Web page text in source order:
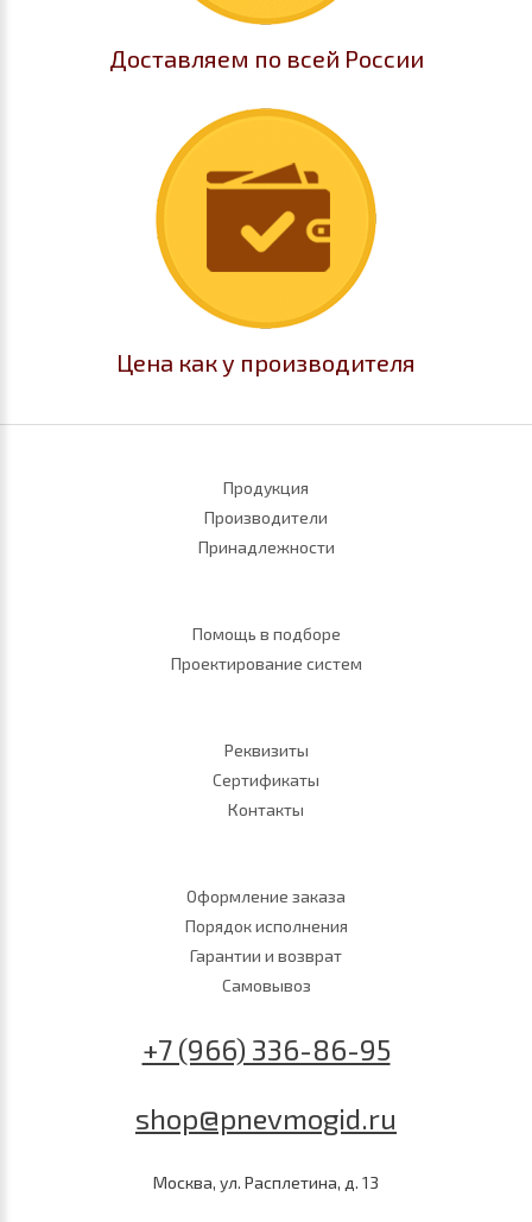
Доставляем по всей России
Цена как у производителя
Продукция
Производители
Принадлежности
Помощь в подборе
Проектирование систем
Реквизиты
Сертификаты
Контакты
Оформление заказа
Порядок исполнения
Гарантии и возврат
Самовывоз
+7 (966) 336-86-95
shop@pnevmogid.ru
Москва, ул. Расплетина, д. 13